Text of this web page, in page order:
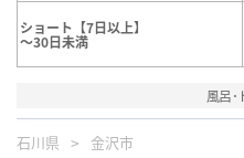
ショート【7日以上】
～30日未満
風呂･
石川県 金沢市